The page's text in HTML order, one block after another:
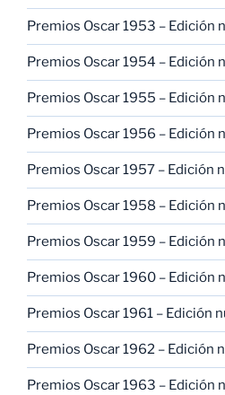
Premios Oscar 1953 – Edición
Premios Oscar 1954 – Edición
Premios Oscar 1955 – Edición
Premios Oscar 1956 – Edición
Premios Oscar 1957 – Edición
Premios Oscar 1958 – Edición
Premios Oscar 1959 – Edición
Premios Oscar 1960 – Edición
Premios Oscar 1961 – Edición
Premios Oscar 1962 – Edición
Premios Oscar 1963 – Edición